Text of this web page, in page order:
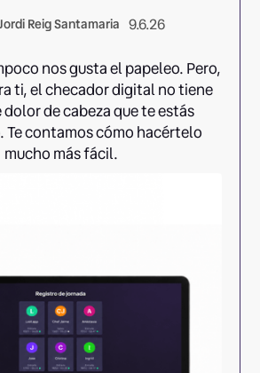
Reig Santamaria 9.6.26
nos gusta el papeleo. Pero,
ti, el checador digital no tiene
dolor de cabeza que te estás
Te contamos cómo hacértelo
mucho más fácil.